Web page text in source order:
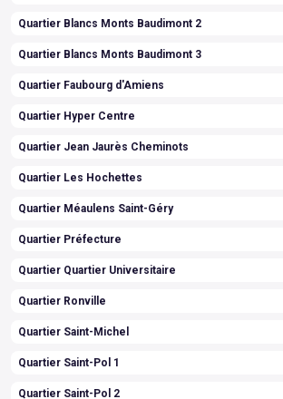
Quartier Blancs Monts Baudimont 2
Quartier Blancs Monts Baudimont 3
Quartier Faubourg d'Amiens
Quartier Hyper Centre
Quartier Jean Jaurès Cheminots
Quartier Les Hochettes
Quartier Méaulens Saint-Géry
Quartier Préfecture
Quartier Quartier Universitaire
Quartier Ronville
Quartier Saint-Michel
Quartier Saint-Pol 1
Quartier Saint-Pol 2